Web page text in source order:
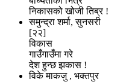
निकासको खोजी तिब्र !
समुन्द्रा शर्मा, सुनसरी
[२२]
विकास
गाउँगाउँमा गरे
देश हुन्छ झकास !
विके माकजु , भक्तपुर